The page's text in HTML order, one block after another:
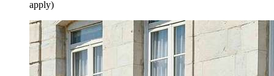
apply)